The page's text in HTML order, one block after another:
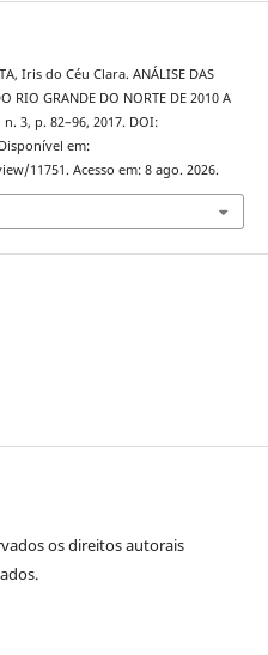
Iris do Céu Clara. ANÁLISE DAS
RIO GRANDE DO NORTE DE 2010 A
n. 3, p. 82–96, 2017. DOI:
em:
11751. Acesso em: 8 ago. 2026.
os direitos autorais